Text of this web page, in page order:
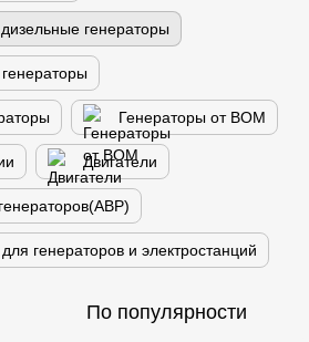
генераторы
Генераторы от ВОМ
Двигатели
генераторов и электростанций
По популярности